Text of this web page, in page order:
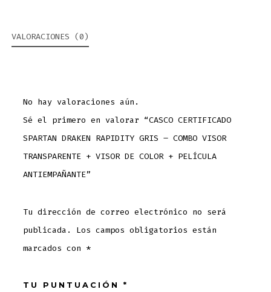
+
VISOR
PELÍCULA
ANTIEMPAÑANTE
VALORACIONES (0)
No hay valoraciones aún.
Sé el primero en valorar “CASCO CERTIFICADO
SPARTAN DRAKEN RAPIDITY GRIS – COMBO VISOR
TRANSPARENTE + VISOR DE COLOR + PELÍCULA
ANTIEMPAÑANTE”
Tu dirección de correo electrónico no será
publicada.
Los campos obligatorios están
marcados con *
TU PUNTUACIÓN *